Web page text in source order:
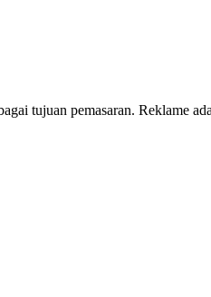
tujuan pemasaran. Reklame